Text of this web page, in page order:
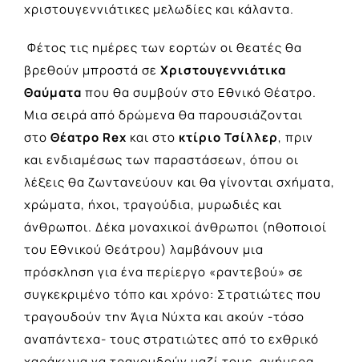
χριστουγεννιάτικες μελωδίες και κάλαντα.
Φέτος τις ημέρες των εορτών οι θεατές θα
βρεθούν μπροστά σε Χριστουγεννιάτικα
Θαύματα που θα συμβούν στο Εθνικό Θέατρο.
Μια σειρά από δρώμενα θα παρουσιάζονται
στο Θέατρο Rex και στο κτίριο Τσίλλερ, πριν
και ενδιαμέσως των παραστάσεων, όπου οι
λέξεις θα ζωντανεύουν και θα γίνονται σχήματα,
χρώματα, ήχοι, τραγούδια, μυρωδιές και
άνθρωποι. Δέκα μοναχικοί άνθρωποι (ηθοποιοί
του Εθνικού Θεάτρου) λαμβάνουν μια
πρόσκληση για ένα περίεργο «ραντεβού» σε
συγκεκριμένο τόπο και χρόνο: Στρατιώτες που
τραγουδούν την Άγια Νύχτα και ακούν -τόσο
αναπάντεχα- τους στρατιώτες από το εχθρικό